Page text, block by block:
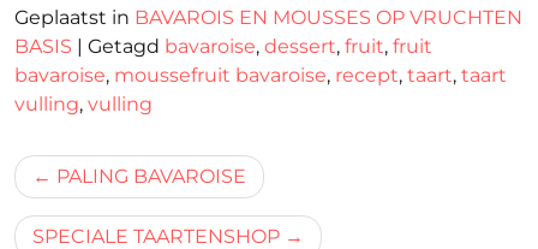
Geplaatst in BAVAROIS EN MOUSSES OP VRUCHTEN
BASIS | Getagd bavaroise, dessert, fruit, fruit
bavaroise, moussefruit bavaroise, recept, taart, taart
vulling, vulling
Bericht
navigatie
PALING BAVAROISE
SPECIALE TAARTENSHOP